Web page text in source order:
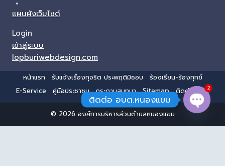
แผนผังเว็บไซต์
Login
เข้าสู่ระบบ
lopburiwebdesign.com
หน้าแรก รับแจ้งเรื่องทุจริต ประพฤติมิชอบ
ร้องเรียน-ร้องทุกข์
E-Service
คู่มือประชาชน กระดานสนทนา Sitemap ติดต่อ อบต.
© 2026 องค์การบริหารส่วนตำบลหนองแขม
ติดต่อ อบต.หนองแขม
2